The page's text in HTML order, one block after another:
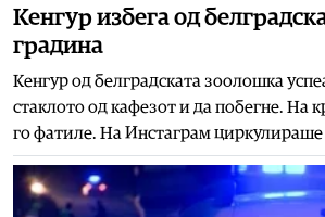
Кенгур избега од
градина
Кенгур од белградската зоолошка
стаклото од кафезот и да побегне. На
го фатиле. На Инстаграм циркулираше